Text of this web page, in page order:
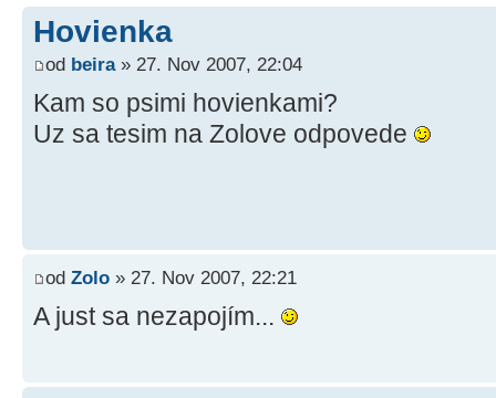
Hovienka
od beira» 27. Nov 2007, 22:04
Kam so psimi hovienkami?
Uz sa tesim na Zolove odpovede
od Zolo » 27. Nov 2007, 22:21
A just sa nezapojím...